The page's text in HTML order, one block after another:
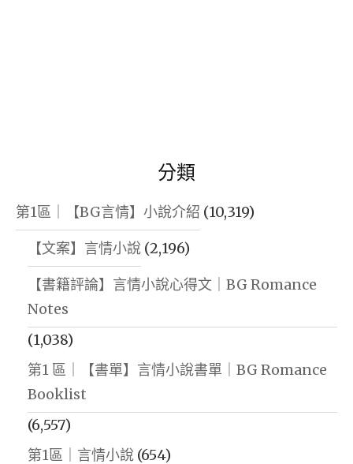
分類
第1區｜【BG言情】小說介紹 (10,319)
【文案】言情小說 (2,196)
【書籍評論】言情小說心得文｜BG Romance
Notes
(1,038)
第1 區｜【書單】言情小說書單｜BG Romance
Booklist
(6,557)
第1區｜言情小說 (654)